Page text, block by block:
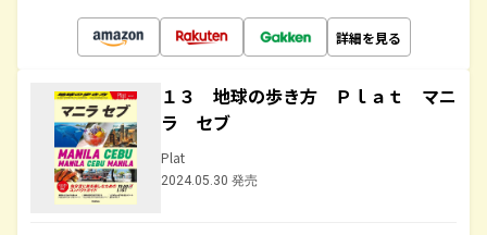
詳細を見る
１３ 地球の歩き方 Ｐｌａｔ マニ
ラ セブ
Plat
2024.05.30 発売